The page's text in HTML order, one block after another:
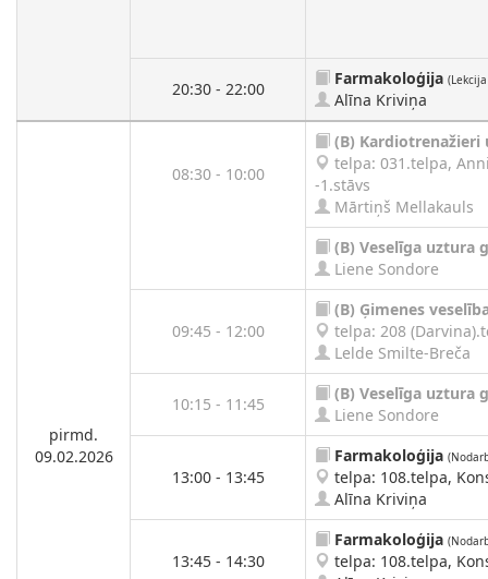
20:30 - 22:00
Farmakoloģija
Alīna Kriviņa
pirmd.
09.02.2026
08:30 - 10:00
(B) Kardiotrenažieri
telpa: 031.telpa,
-1.stāvs
Mārtiņš Mellakauls
(B) Veselīga uztura
Liene Sondore
09:45 - 12:00
(B) Ģimenes
telpa: 208
Lelde Smilte-Breča
10:15 - 11:45
(B) Veselīga uztura
Liene Sondore
13:00 - 13:45
Farmakoloģija
telpa: 108.telpa,
Alīna Kriviņa
13:45 - 14:30
Farmakoloģija
telpa: 108.telpa,